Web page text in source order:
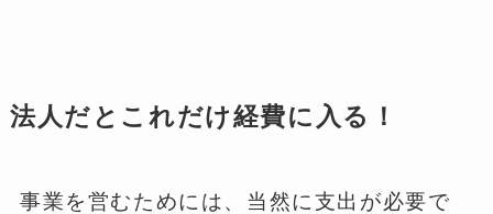
法人だとこれだけ経費に入る！
事業を営むためには、当然に支出が必要で